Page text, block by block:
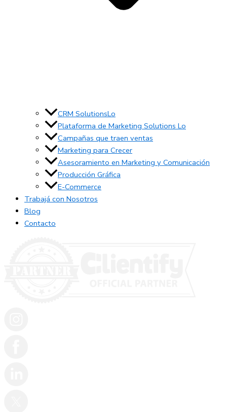
CRM SolutionsLo
Plataforma de Marketing Solutions Lo
Campañas que traen ventas
Marketing para Crecer
Asesoramiento en Marketing y Comunicación
Producción Gráfica
E-Commerce
Trabajá con Nosotros
Blog
Contacto